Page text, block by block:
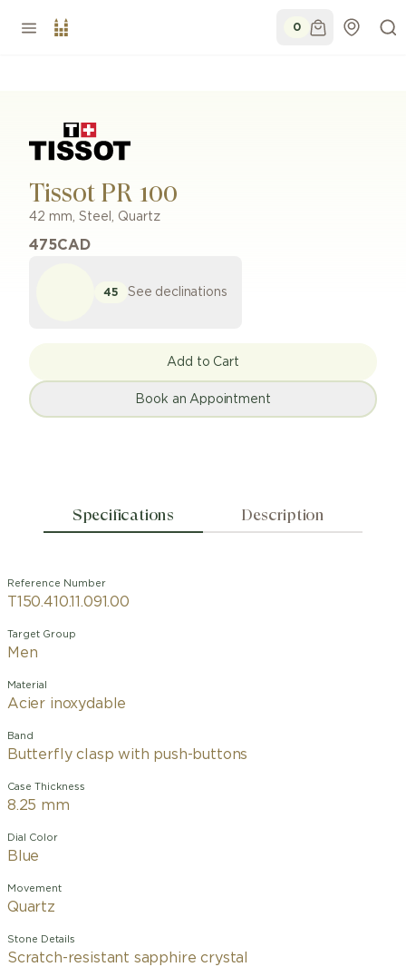
0
Tissot PR 100
42 mm, Steel , Quartz
475CAD
45 See declinations
Add to Cart
Book an Appointment
Specifications Description
Reference Number
T150.410.11.091.00
Target Group
Men
Material
Acier inoxydable
Band
Butterfly clasp with push-buttons
Case Thickness
8.25 mm
Dial Color
Blue
Movement
Quartz
Stone Details
Scratch-resistant sapphire crystal